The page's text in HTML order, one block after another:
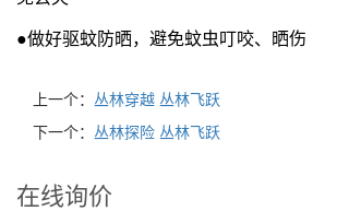
●做好驱蚊防晒，避免蚊虫叮咬、晒伤
上一个： 丛林穿越 丛林飞跃
下一个： 丛林探险 丛林飞跃
在线询价